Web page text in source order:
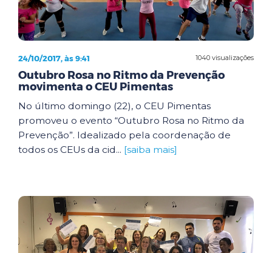
1040 visualizações
24/10/2017, às 9:41
Outubro Rosa no Ritmo da Prevenção
movimenta o CEU Pimentas
No último domingo (22), o CEU Pimentas
promoveu o evento “Outubro Rosa no Ritmo da
Prevenção”. Idealizado pela coordenação de
todos os CEUs da cid... [saiba mais]